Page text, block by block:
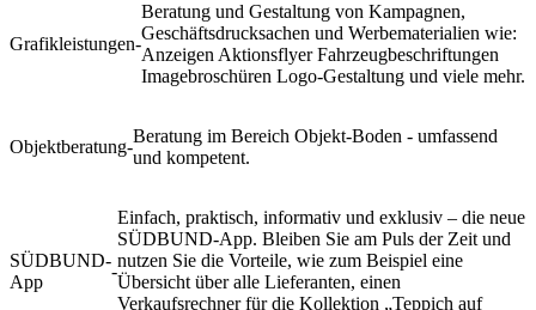
Grafikleistungen-
Beratung und Gestaltung von Kampagnen,
Geschäftsdrucksachen und Werbematerialien wie:
Anzeigen Aktionsflyer Fahrzeugbeschriftungen
Imagebroschüren Logo-Gestaltung und viele mehr.
Objektberatung-
Beratung im Bereich Objekt-Boden - umfassend
und kompetent.
SÜDBUND-
App
-
Einfach, praktisch, informativ und exklusiv – die neue
SÜDBUND-App. Bleiben Sie am Puls der Zeit und
nutzen Sie die Vorteile, wie zum Beispiel eine
Übersicht über alle Lieferanten, einen
Verkaufsrechner für die Kollektion „Teppich auf